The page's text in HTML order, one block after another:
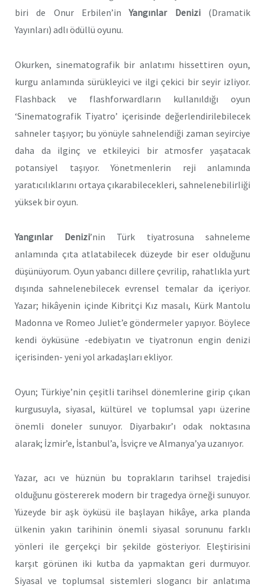
biri de Onur Erbilen’inYangınlar Denizi(Dramatik
Yayınları) adlı ödüllü oyunu.
Okurken, sinematografik bir anlatımı hissettiren oyun,
kurgu anlamında sürükleyici ve ilgi çekici bir seyir izliyor.
Flashback ve flashforwardların kullanıldığı oyun
‘Sinematografik Tiyatro’ içerisinde değerlendirilebilecek
sahneler taşıyor; bu yönüyle sahnelendiği zaman seyirciye
daha da ilginç ve etkileyici bir atmosfer yaşatacak
potansiyel taşıyor. Yönetmenlerin reji anlamında
yaratıcılıklarını ortaya çıkarabilecekleri, sahnelenebilirliği
yüksek bir oyun.
Yangınlar Denizi’nin Türk tiyatrosuna sahneleme
anlamında çıta atlatabilecek düzeyde bir eser olduğunu
düşünüyorum. Oyun yabancı dillere çevrilip, rahatlıkla yurt
dışında sahnelenebilecek evrensel temalar da içeriyor.
Yazar; hikâyenin içinde Kibritçi Kız masalı, Kürk Mantolu
Madonna ve Romeo Juliet’e göndermeler yapıyor. Böylece
kendi öyküsüne -edebiyatın ve tiyatronun engin denizi
içerisinden- yeni yol arkadaşları ekliyor.
Oyun; Türkiye’nin çeşitli tarihsel dönemlerine girip çıkan
kurgusuyla, siyasal, kültürel ve toplumsal yapı üzerine
önemli doneler sunuyor. Diyarbakır’ı odak noktasına
alarak; İzmir’e, İstanbul’a, İsviçre ve Almanya’ya uzanıyor.
Yazar, acı ve hüznün bu toprakların tarihsel trajedisi
olduğunu göstererek modern bir tragedya örneği sunuyor.
Yüzeyde bir aşk öyküsü ile başlayan hikâye, arka planda
ülkenin yakın tarihinin önemli siyasal sorununu farklı
yönleri ile gerçekçi bir şekilde gösteriyor. Eleştirisini
karşıt görünen iki kutba da yapmaktan geri durmuyor.
Siyasal ve toplumsal sistemleri slogancı bir anlatıma